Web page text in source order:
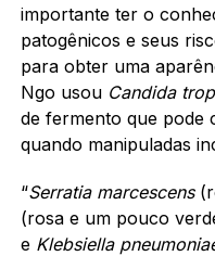
importante ter o
patogênicos e seus
para obter uma
Ngo usou Candida
de fermento que pode
quando manipuladas
“Serratia marcescens
(rosa e um pouco
e Klebsiella